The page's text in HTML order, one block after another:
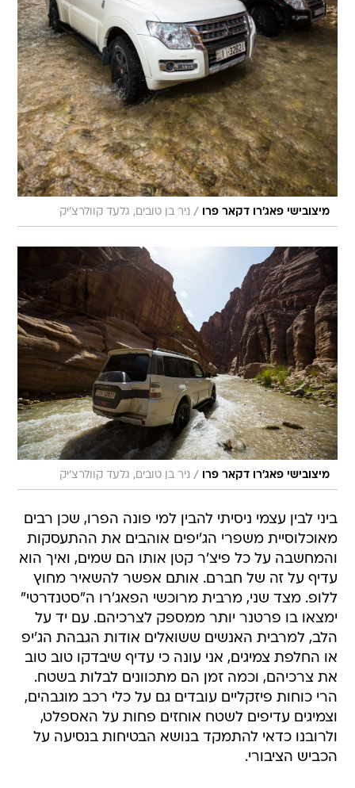
מיצובישי פאג'רו דקאר פרו / ניר בן טובים, גלעד קוולרצ'יק
מיצובישי פאג'רו דקאר פרו / ניר בן טובים, גלעד קוולרצ'יק
ביני לבין עצמי ניסיתי להבין למי פונה הפרו, שכן רבים
מאוכלוסיית משפרי הג'יפים אוהבים את ההתעסקות
והמחשבה על כל פיצ'ר קטן אותו הם שמים, ואיך הוא
עדיף על זה של חברם. אותם אפשר להשאיר מחוץ
ללופ. מצד שני, מרבית מרוכשי הפאג'רו ה"סטנדרטי"
ימצאו בו פרטנר יותר ממספק לצרכיהם. עם יד על
הלב, למרבית האנשים ששואלים אודות הגבהת הג'יפ
או החלפת צמיגים, אני עונה כי עדיף שיבדקו טוב טוב
את צרכיהם, וכמה זמן הם מתכוונים לבלות בשטח.
הרי כוחות פיזקליים עובדים גם על כלי רכב מוגבהים,
וצמיגים עדיפים לשטח אוחזים פחות על האספלט,
ולרובנו כדאי להתמקד בנושא הבטיחות בנסיעה על
הכביש הציבורי.